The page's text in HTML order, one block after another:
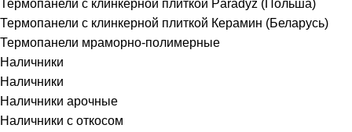
Термопанели с клинкерной плиткой Paradyz (Польша)
Термопанели с клинкерной плиткой Керамин (Беларусь)
Термопанели мраморно-полимерные
Наличники
Наличники
Наличники арочные
Наличники с откосом